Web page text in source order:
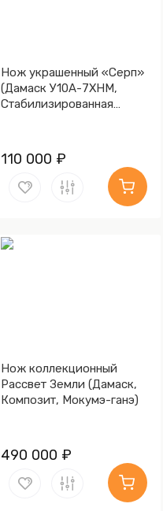
Нож украшенный «Серп»
(Дамаск У10А-7ХНМ,
Стабилизированная
гарды и тыльника)
110 000 ₽
Нож коллекционный
Рассвет Земли (Дамаск,
Композит, Мокумэ-ганэ)
490 000 ₽